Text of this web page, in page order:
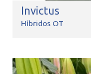
Invictus
Híbridos OT